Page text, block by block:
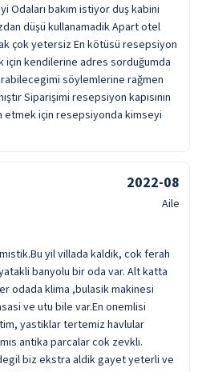
Odaları bakım istiyor duş kabini
düşü kullanamadik Apart otel
çok yetersiz En kötüsü resepsiyon
kendilerine adres sorduğumda
söylemlerine rağmen
Siparişimi resepsiyon kapısının
etmek için resepsiyonda kimseyi
2022-08
Aile
yil villada kaldik, cok ferah
banyolu bir oda var. Alt katta
odada klima ,bulasik makinesi
ve utu bile var.En onemlisi
yastiklar tertemiz havlular
antika parcalar cok zevkli.
biz ekstra aldik gayet yeterli ve